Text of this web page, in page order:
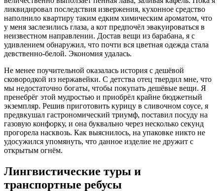
ликвидировал последствия извержения, кухонное средство
наполнило квартиру таким едким химическим ароматом, что
у меня заслезились глаза, а кот предпочёл эвакуироваться в
неизвестном направлении. Достав вещи из барабана, я с
удивлением обнаружил, что почти вся цветная одежда стала
девственно-белой. Экономия удалась.
Не менее поучительной оказалась история с дешёвой
сковородкой из нержавейки. С детства отец твердил мне, что
мы недостаточно богаты, чтобы покупать дешёвые вещи. Я
пренебрёг этой мудростью и приобрёл крайне бюджетный
экземпляр. Решив приготовить курицу в сливочном соусе, я
предвкушал гастрономический триумф, поставил посуду на
газовую конфорку, и она буквально через несколько секунд
прогорела насквозь. Как выяснилось, на упаковке никто не
удосужился упомянуть, что данное изделие не дружит с
открытым огнём.
Лингвистические туры и
транспортные ребусы